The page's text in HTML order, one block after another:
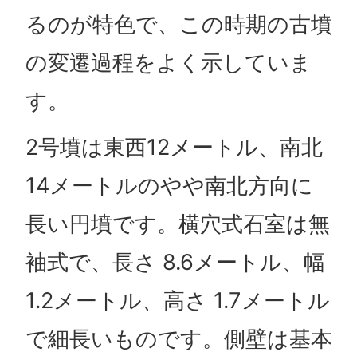
るのが特色で、この時期の古墳
の変遷過程をよく示していま
す。
2号墳は東西12メートル、南北
14メートルのやや南北方向に
長い円墳です。横穴式石室は無
袖式で、長さ 8.6メートル、幅
1.2メートル、高さ 1.7メートル
で細長いものです。側壁は基本